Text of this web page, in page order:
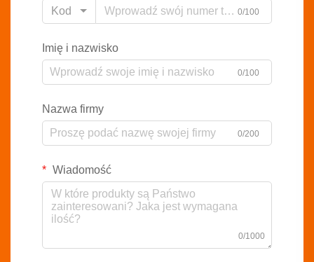
Kod
0/100
Imię i nazwisko
0/100
Nazwa firmy
0/200
Wiadomość
0/1000